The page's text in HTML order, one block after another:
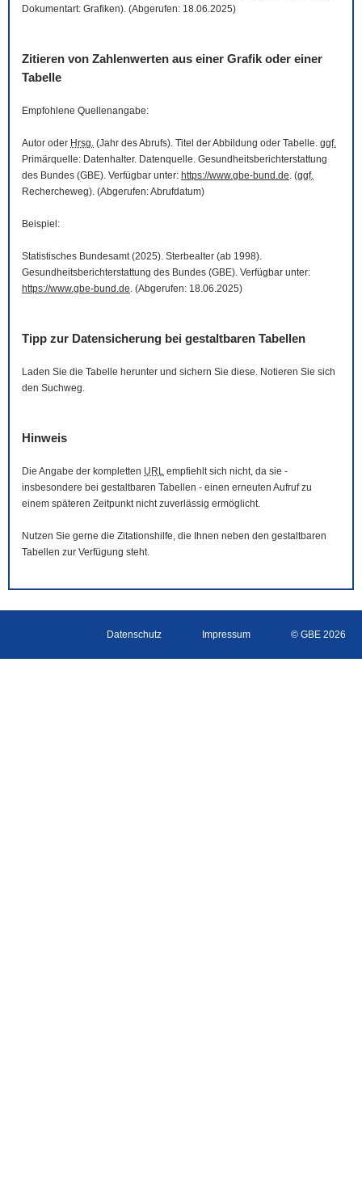
Dokumentart: Grafiken). (Abgerufen: 18.06.2025)
Zitieren von Zahlenwerten aus einer Grafik oder einer
Tabelle
Empfohlene Quellenangabe:
Autor oder Hrsg. (Jahr des Abrufs). Titel der Abbildung oder Tabelle. ggf.
Primärquelle: Datenhalter. Datenquelle. Gesundheitsberichterstattung
des Bundes (GBE). Verfügbar unter: https://www.gbe-bund.de. (ggf.
Rechercheweg). (Abgerufen: Abrufdatum)
Beispiel:
Statistisches Bundesamt (2025). Sterbealter (ab 1998).
Gesundheitsberichterstattung des Bundes (GBE). Verfügbar unter:
https://www.gbe-bund.de. (Abgerufen: 18.06.2025)
Tipp zur Datensicherung bei gestaltbaren Tabellen
Laden Sie die Tabelle herunter und sichern Sie diese. Notieren Sie sich
den Suchweg.
Hinweis
Die Angabe der kompletten URL empfiehlt sich nicht, da sie -
insbesondere bei gestaltbaren Tabellen - einen erneuten Aufruf zu
einem späteren Zeitpunkt nicht zuverlässig ermöglicht.
Nutzen Sie gerne die Zitationshilfe, die Ihnen neben den gestaltbaren
Tabellen zur Verfügung steht.
Datenschutz Impressum © GBE 2026